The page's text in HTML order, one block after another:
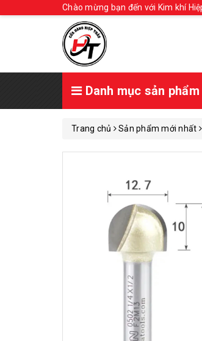
Chào mừng bạn đến với Kim khí
Danh mục sản phẩm
Trang chủ Sản phẩm mới nhất